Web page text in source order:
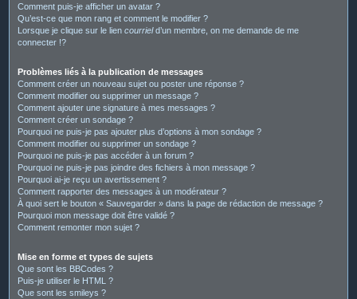
Comment puis-je afficher un avatar ?
Qu’est-ce que mon rang et comment le modifier ?
Lorsque je clique sur le lien courrield’un membre, on me demande de me
connecter !?
Problèmes liés à la publication de messages
Comment créer un nouveau sujet ou poster une réponse ?
Comment modifier ou supprimer un message ?
Comment ajouter une signature à mes messages ?
Comment créer un sondage ?
Pourquoi ne puis-je pas ajouter plus d’options à mon sondage ?
Comment modifier ou supprimer un sondage ?
Pourquoi ne puis-je pas accéder à un forum ?
Pourquoi ne puis-je pas joindre des fichiers à mon message ?
Pourquoi ai-je reçu un avertissement ?
Comment rapporter des messages à un modérateur ?
À quoi sert le bouton « Sauvegarder » dans la page de rédaction de message ?
Pourquoi mon message doit être validé ?
Comment remonter mon sujet ?
Mise en forme et types de sujets
Que sont les BBCodes ?
Puis-je utiliser le HTML ?
Que sont les smileys ?